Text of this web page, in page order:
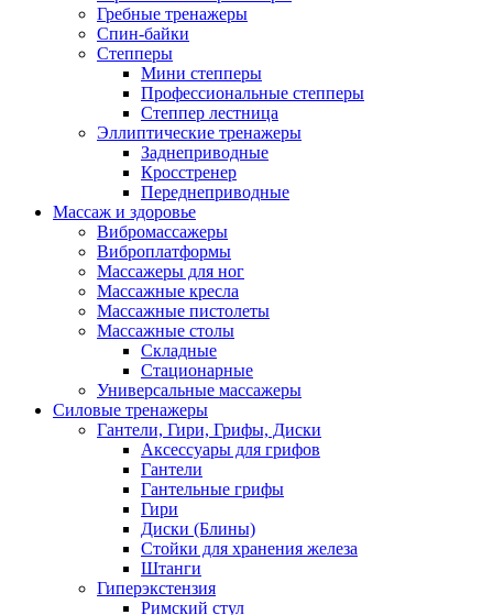
Гребные тренажеры
Спин-байки
Степперы
Мини степперы
Профессиональные степперы
Степпер лестница
Эллиптические тренажеры
Заднеприводные
Кросстренер
Переднеприводные
Массаж и здоровье
Вибромассажеры
Виброплатформы
Массажеры для ног
Массажные кресла
Массажные пистолеты
Массажные столы
Складные
Стационарные
Универсальные массажеры
Силовые тренажеры
Гантели, Гири, Грифы, Диски
Аксессуары для грифов
Гантели
Гантельные грифы
Гири
Диски (Блины)
Стойки для хранения железа
Штанги
Гиперэкстензия
Римский стул